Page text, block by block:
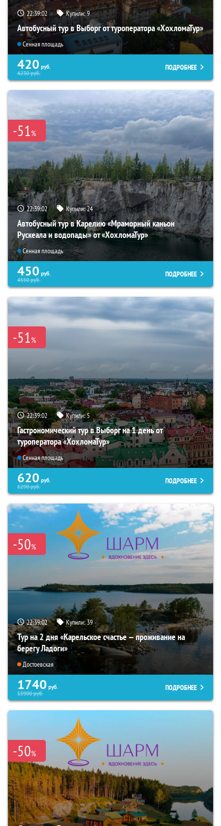
22:39:01 Купили:9
Автобусный тур в Выборг от туроператора «ХохломаТур»
Сенная площадь
420 руб.
4230руб.
ПОДРОБНЕЕ
-51%
22:39:01 Купили:24
Автобусный тур в Карелию «Мраморный каньон
Рускеала и водопады» от «ХохломаТур»
Сенная площадь
450 руб.
4550руб.
ПОДРОБНЕЕ
-51%
22:39:01 Купили:5
Гастрономический тур в Выборг на 1 день от
туроператора «ХохломаТур»
Сенная площадь
620 руб.
6290руб.
ПОДРОБНЕЕ
-50%
22:39:01 Купили:39
Тур на 2 дня «Карельское счастье — проживание на
берегу Ладоги»
Достоевская
1740 руб.
13900руб.
ПОДРОБНЕЕ
-50%